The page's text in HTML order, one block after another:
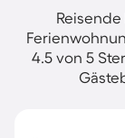
4.5 von 5